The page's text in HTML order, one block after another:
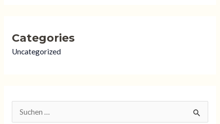
Categories
Uncategorized